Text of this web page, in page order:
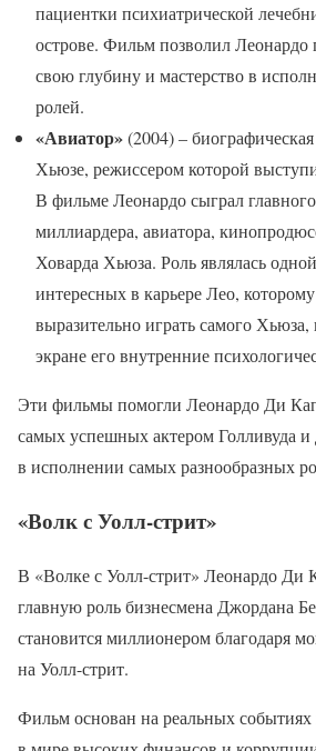
пациентки психиатрической
острове. Фильм позволил Леонардо
свою глубину и мастерство в
ролей.
«Авиатор»(2004) –
Хьюзе, режиссером которой
В фильме Леонардо сыграл
миллиардера, авиатора,
Ховарда Хьюза. Роль являлась
интересных в карьере Лео,
выразительно играть самого
экране его внутренние
Эти фильмы помогли Леонардо Ди
самых успешных актером Голливуда и
в исполнении самых разнообразных
«Волк с Уолл-стрит»
В «Волке с Уолл-стрит» Леонардо Ди
главную роль бизнесмена Джордана
становится миллионером благодаря
на Уолл-стрит.
Фильм основан на реальных